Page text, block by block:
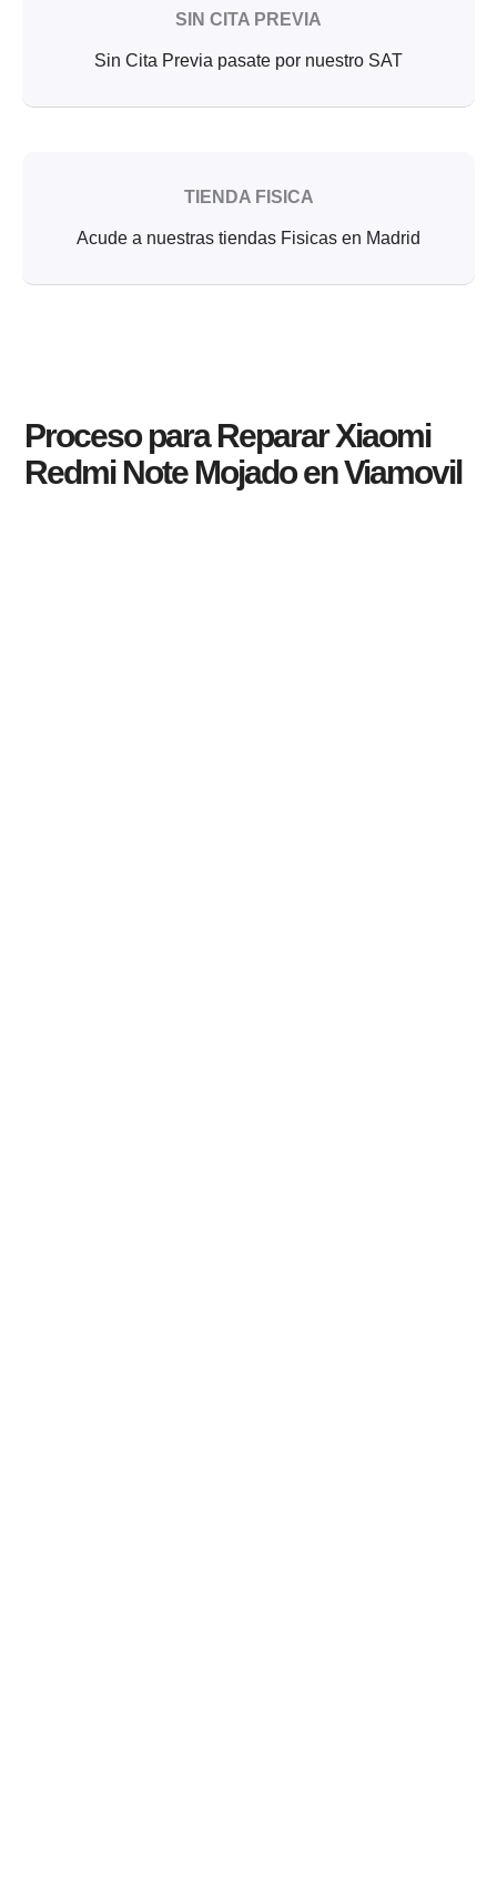
SIN CITA PREVIA
Sin Cita Previa pasate por nuestro SAT
TIENDA FISICA
Acude a nuestras tiendas Fisicas en Madrid
Proceso para Reparar Xiaomi
Redmi Note Mojado en Viamovil